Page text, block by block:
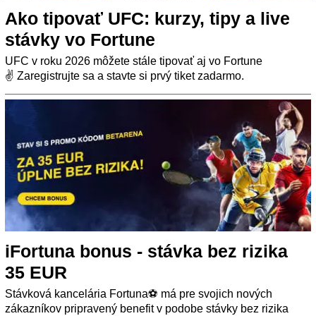
Ako tipovať UFC: kurzy, tipy a live
stávky vo Fortune
UFC v roku 2026 môžete stále tipovať aj vo Fortune
✌ Zaregistrujte sa a stavte si prvý tiket zadarmo.
iFortuna bonus - stávka bez rizika
35 EUR
Stávková kancelária Fortuna⚽️ má pre svojich nových
zákazníkov pripravený benefit v podobe stávky bez rizika